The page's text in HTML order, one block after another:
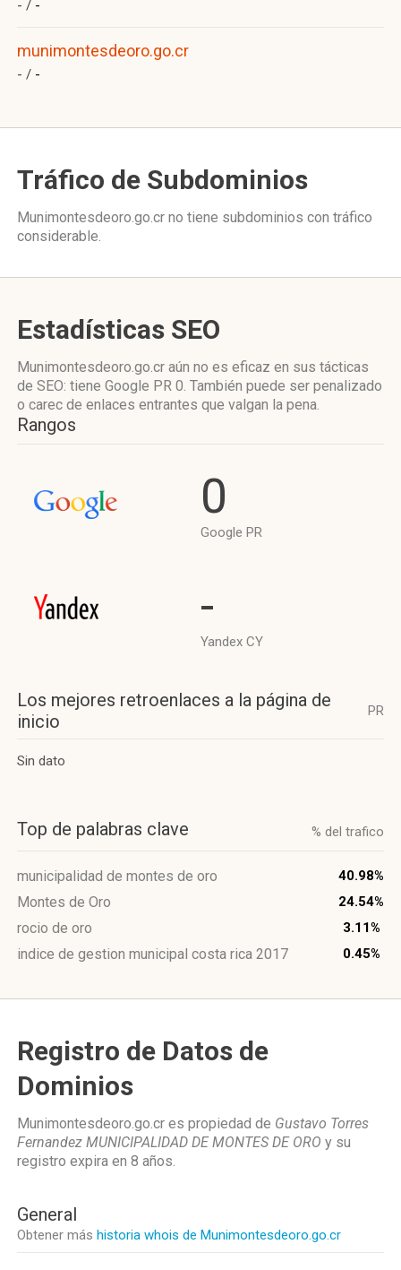
- / -
munimontesdeoro.go.cr
- / -
Tráfico de Subdominios
Munimontesdeoro.go.cr no tiene subdominios con tráfico
considerable.
Estadísticas SEO
Munimontesdeoro.go.cr aún no es eficaz en sus tácticas
de SEO: tiene Google PR 0. También puede ser penalizado
o carec de enlaces entrantes que valgan la pena.
Rangos
0
Google PR
-
Yandex CY
Los mejores retroenlaces a la página de
inicio
PR
Sin dato
Top de palabras clave % del trafico
municipalidad de montes de oro 40.98%
Montes de Oro 24.54%
rocio de oro 3.11%
indice de gestion municipal costa rica 2017 0.45%
Registro de Datos de
Dominios
Munimontesdeoro.go.cr es propiedad de Gustavo Torres
Fernandez MUNICIPALIDAD DE MONTES DE ORO y su
registro expira en 8 años.
General
Obtener más historia whois de Munimontesdeoro.go.cr